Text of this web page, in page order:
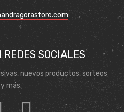
REDES SOCIALES
nuevos productos, sorteos
y más.